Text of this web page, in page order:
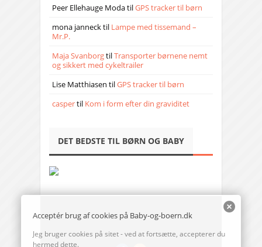
Peer Ellehauge ModatilGPS tracker til børn
mona jannecktil Lampe med tissemand –
Mr.P.
Maja SvanborgtilTransporter børnene nemt
og sikkert med cykeltrailer
Lise Matthiasen tilGPS tracker til børn
caspertil Kom i form efter din graviditet
DET BEDSTE TIL BØRN OG BABY
Acceptér brug af cookies på Baby-og-boern.dk
Jeg bruger cookies på sitet - ved at fortsætte, accepterer du
hermed dette.